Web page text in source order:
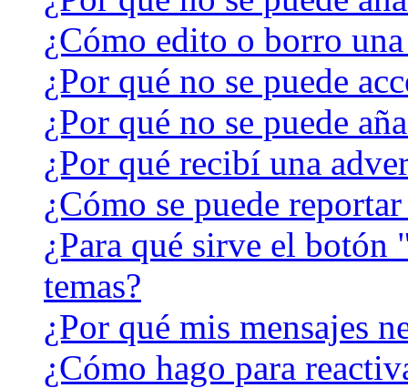
¿Cómo edito o borro una
¿Por qué no se puede
¿Por qué no se puede
¿Por qué recibí una
¿Cómo se puede
¿Para qué sirve el
temas?
¿Por qué mis mensajes
¿Cómo hago para